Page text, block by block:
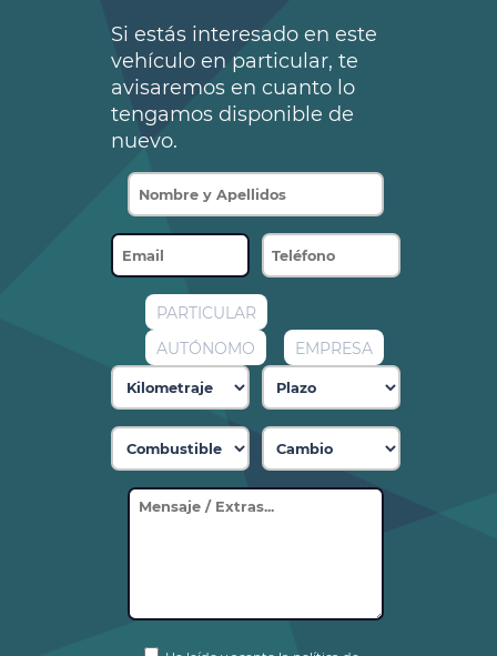
Si estás interesado en este
vehículo en particular, te
avisaremos en cuanto lo
tengamos disponible de
nuevo.
PARTICULAR
AUTÓNOMO
EMPRESA